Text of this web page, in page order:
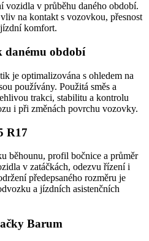
vozidla v průběhu daného období.
na kontakt s vozovkou, přesnost
komfort.
danému období
je optimalizována s ohledem na
používány. Použitá směs a
trakci, stabilitu a kontrolu
i při změnách povrchu vozovky.
R17
běhounu, profil bočnice a průměr
v zatáčkách, odezvu řízení i
předepsaného rozměru je
a jízdních asistenčních
Barum